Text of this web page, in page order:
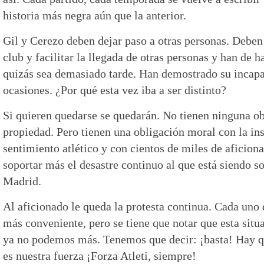
historia más negra aún que la anterior.
Gil y Cerezo deben dejar paso a otras personas.
club y facilitar la llegada de otras personas y han de
quizás sea demasiado tarde. Han demostrado su
ocasiones. ¿Por qué esta vez iba a ser distinto?
Si quieren quedarse se quedarán. No tienen ninguna
propiedad. Pero tienen una obligación moral con la
sentimiento atlético y con cientos de miles de
soportar más el desastre continuo al que está siendo
Madrid.
Al aficionado le queda la protesta continua. Cada uno
más conveniente, pero se tiene que notar que esta
ya no podemos más. Tenemos que decir: ¡basta! Hay
es nuestra fuerza ¡Forza Atleti, siempre!